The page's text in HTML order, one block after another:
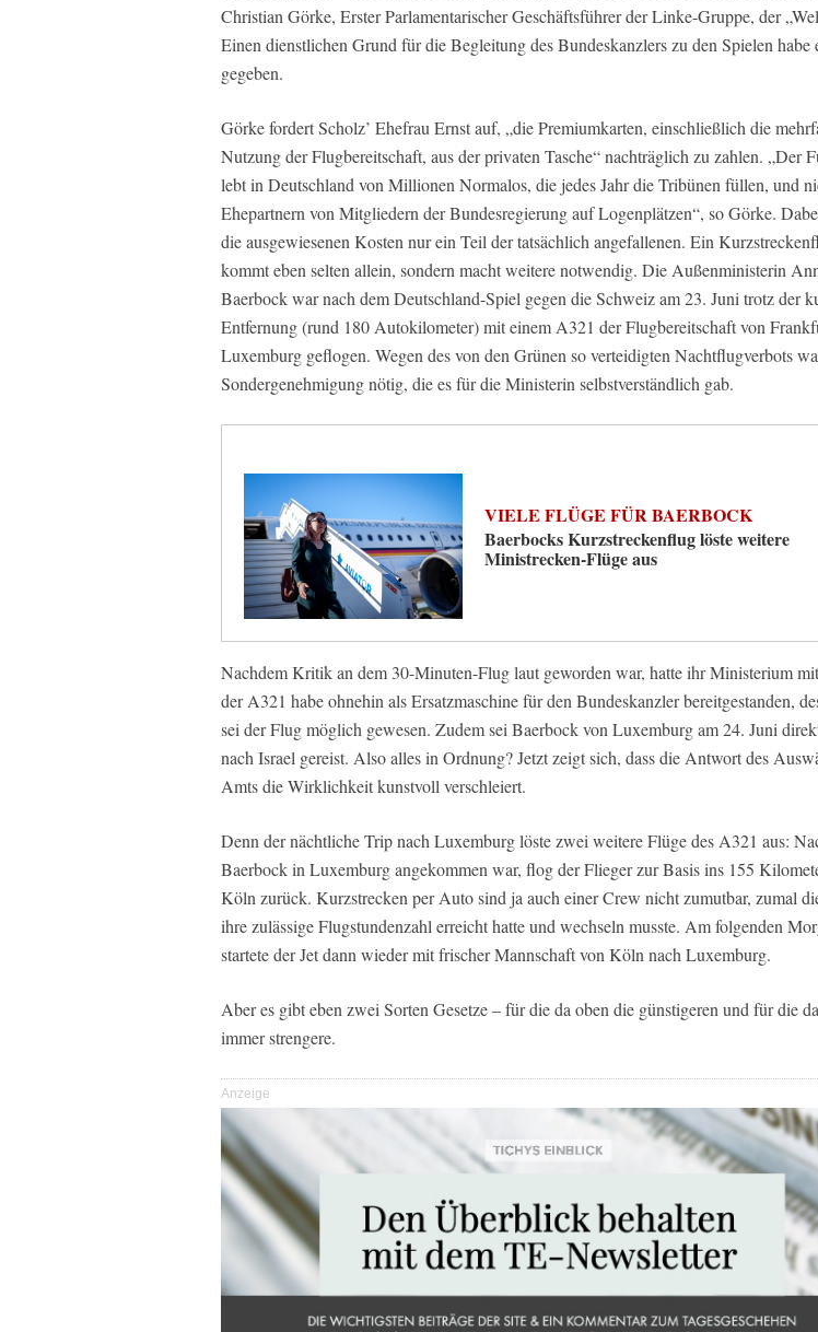
Christian Görke, Erster Parlamentarischer Geschäftsführer der Linke-Gruppe, der
Einen dienstlichen Grund für die Begleitung des Bundeskanzlers zu den Spielen habe
gegeben.
Görke fordert Scholz’ Ehefrau Ernst auf, „die Premiumkarten, einschließlich die
Nutzung der Flugbereitschaft, aus der privaten Tasche“ nachträglich zu zahlen. „Der
lebt in Deutschland von Millionen Normalos, die jedes Jahr die Tribünen füllen, und
Ehepartnern von Mitgliedern der Bundesregierung auf Logenplätzen“, so Görke.
die ausgewiesenen Kosten nur ein Teil der tatsächlich angefallenen. Ein
kommt eben selten allein, sondern macht weitere notwendig. Die Außenministerin
Baerbock war nach dem Deutschland-Spiel gegen die Schweiz am 23. Juni trotz der
Entfernung (rund 180 Autokilometer) mit einem A321 der Flugbereitschaft von
Luxemburg geflogen. Wegen des von den Grünen so verteidigten Nachtflugverbots
Sondergenehmigung nötig, die es für die Ministerin selbstverständlich gab.
VIELE FLÜGE FÜR BAERBOCK
Baerbocks Kurzstreckenflug löste weitere
Ministrecken-Flüge aus
Nachdem Kritik an dem 30-Minuten-Flug laut geworden war, hatte ihr Ministerium
der A321 habe ohnehin als Ersatzmaschine für den Bundeskanzler bereitgestanden,
sei der Flug möglich gewesen. Zudem sei Baerbock von Luxemburg am 24. Juni
nach Israel gereist. Also alles in Ordnung? Jetzt zeigt sich, dass die Antwort des
Amts die Wirklichkeit kunstvoll verschleiert.
Denn der nächtliche Trip nach Luxemburg löste zwei weitere Flüge des A321 aus:
Baerbock in Luxemburg angekommen war, flog der Flieger zur Basis ins 155
Köln zurück. Kurzstrecken per Auto sind ja auch einer Crew nicht zumutbar, zumal
ihre zulässige Flugstundenzahl erreicht hatte und wechseln musste. Am folgenden
startete der Jet dann wieder mit frischer Mannschaft von Köln nach Luxemburg.
Aber es gibt eben zwei Sorten Gesetze – für die da oben die günstigeren und für die
immer strengere.
Anzeige